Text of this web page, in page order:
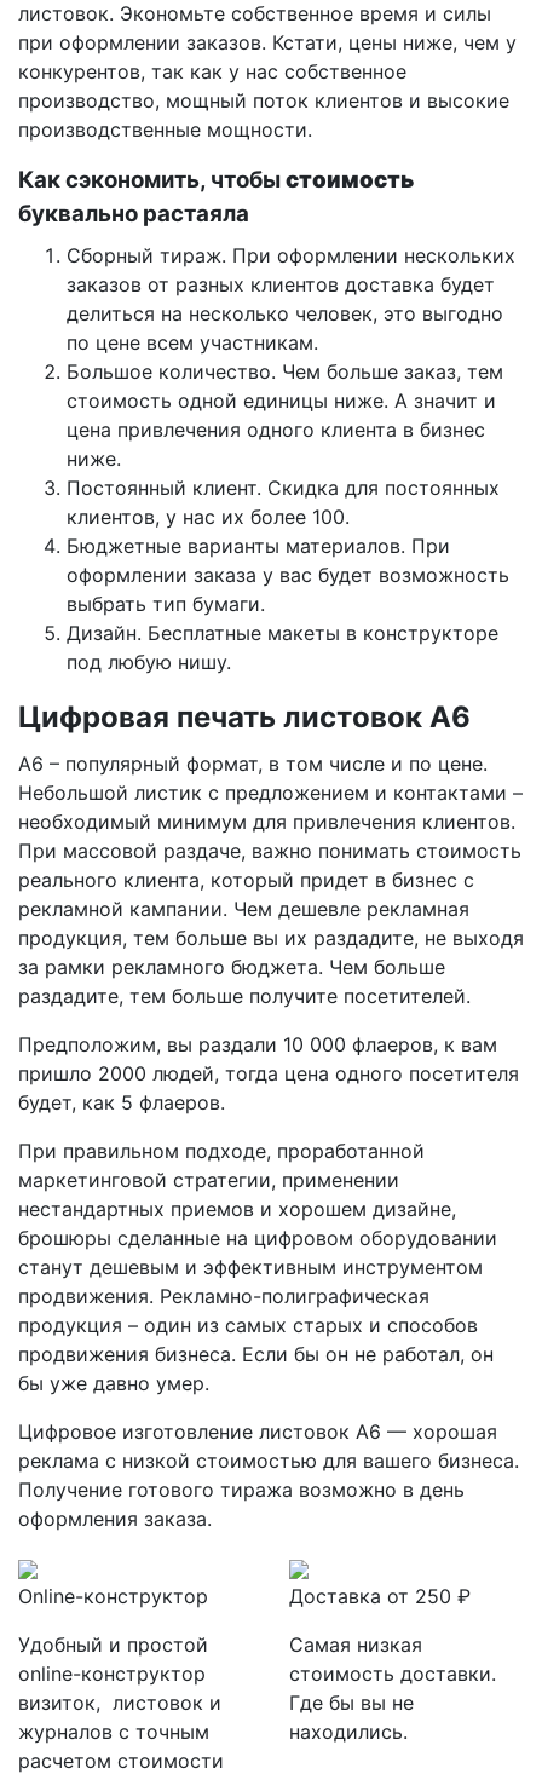
листовок. Экономьте собственное время и силы
при оформлении заказов. Кстати, цены ниже, чем у
конкурентов, так как у нас собственное
производство, мощный поток клиентов и высокие
производственные мощности.
Как сэкономить, чтобыстоимость
буквально растаяла
Сборный тираж. При оформлении нескольких
заказов от разных клиентов доставка будет
делиться на несколько человек, это выгодно
по цене всем участникам.
Большое количество. Чем больше заказ, тем
стоимость одной единицы ниже. А значит и
цена привлечения одного клиента в бизнес
ниже.
Постоянный клиент. Скидка для постоянных
клиентов, у нас их более 100.
Бюджетные варианты материалов. При
оформлении заказа у вас будет возможность
выбрать тип бумаги.
Дизайн. Бесплатные макеты в конструкторе
под любую нишу.
Цифровая печать листовок А6
А6 – популярный формат, в том числе и по цене.
Небольшой листик с предложением и контактами –
необходимый минимум для привлечения клиентов.
При массовой раздаче, важно понимать стоимость
реального клиента, который придет в бизнес с
рекламной кампании. Чем дешевле рекламная
продукция, тем больше вы их раздадите, не выходя
за рамки рекламного бюджета. Чем больше
раздадите, тем больше получите посетителей.
Предположим, вы раздали 10 000 флаеров, к вам
пришло 2000 людей, тогда цена одного посетителя
будет, как 5 флаеров.
При правильном подходе, проработанной
маркетинговой стратегии, применении
нестандартных приемов и хорошем дизайне,
брошюры сделанные на цифровом оборудовании
станут дешевым и эффективным инструментом
продвижения. Рекламно-полиграфическая
продукция – один из самых старых и способов
продвижения бизнеса. Если бы он не работал, он
бы уже давно умер.
Цифровое изготовление листовок А6 — хорошая
реклама с низкой стоимостью для вашего бизнеса.
Получение готового тиража возможно в день
оформления заказа.
Online-конструктор
Удобный и простой
online-конструктор
визиток, листовок и
журналов с точным
расчетом стоимости
Доставка от 250 ₽
Самая низкая
стоимость доставки.
Где бы вы не
находились.